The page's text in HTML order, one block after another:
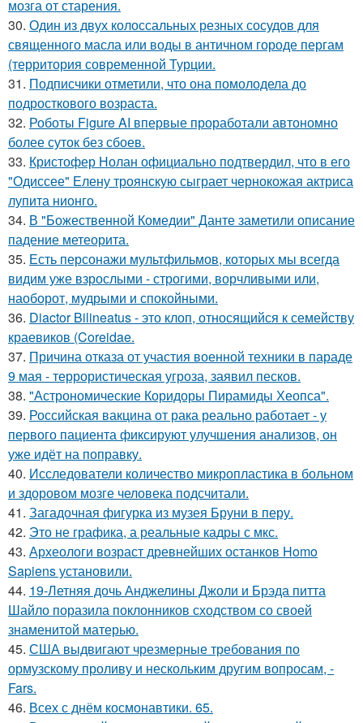
мозга от старения.
30. Один из двух колоссальных резных сосудов для
священного масла или воды в античном городе пергам
(территория современной Турции.
31. Подписчики отметили, что она помолодела до
подросткового возраста.
32. Роботы Figure AI впервые проработали автономно
более суток без сбоев.
33. Кристофер Нолан официально подтвердил, что в его
"Одиссее" Елену троянскую сыграет чернокожая актриса
лупита нионго.
34. В "Божественной Комедии" Данте заметили описание
падение метеорита.
35. Есть персонажи мультфильмов, которых мы всегда
видим уже взрослыми - строгими, ворчливыми или,
наоборот, мудрыми и спокойными.
36. Diactor Bilineatus - это клоп, относящийся к семейству
краевиков (Coreidae.
37. Причина отказа от участия военной техники в параде
9 мая - террористическая угроза, заявил песков.
38. "Астрономические Коридоры Пирамиды Хеопса".
39. Российская вакцина от рака реально работает - у
первого пациента фиксируют улучшения анализов, он
уже идёт на поправку.
40. Исследователи количество микропластика в больном
и здоровом мозге человека подсчитали.
41. Загадочная фигурка из музея Бруни в перу.
42. Это не графика, а реальные кадры с мкс.
43. Археологи возраст древнейших останков Homo
Sapiens установили.
44. 19-Летняя дочь Анджелины Джоли и Брэда питта
Шайло поразила поклонников сходством со своей
знаменитой матерью.
45. США выдвигают чрезмерные требования по
ормузскому проливу и нескольким другим вопросам, -
Fars.
46. Всех с днём космонавтики. 65.